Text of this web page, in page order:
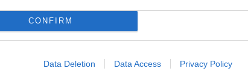
CONFIRM
Data Deletion Data Access Privacy Policy